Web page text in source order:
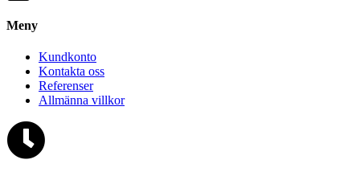
Meny
Kundkonto
Kontakta oss
Referenser
Allmänna villkor